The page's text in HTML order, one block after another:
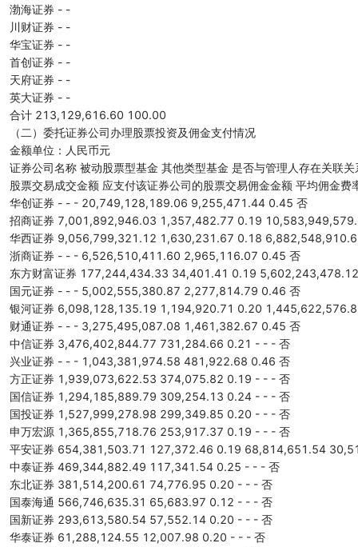
渤海证券 - -
川财证券 - -
华宝证券 - -
首创证券 - -
天府证券 - -
英大证券 - -
合计 213,129,616.60 100.00
（二）委托证券公司办理股票投资及佣金支付情况
金额单位：人民币元
证券公司名称 被动股票型基金 其他类型基金 是否与管理人存在关联关
股票交易成交金额 应支付该证券公司的股票交易佣金金额 平均佣金
华创证券 - - - 20,749,128,189.06 9,255,471.44 0.45 否
招商证券 7,001,892,946.03 1,357,482.77 0.19
华西证券 9,056,799,321.12 1,630,231.67 0.18
浙商证券 - - - 6,526,510,411.60 2,965,116.07 0.45 否
东方财富证券 177,244,434.33 34,401.41 0.19
国元证券 - - - 5,002,555,380.87 2,277,814.79 0.46 否
银河证券 6,098,128,135.19 1,194,920.71 0.20
财通证券 - - - 3,275,495,087.08 1,461,382.67 0.45 否
中信证券 3,476,402,844.77 731,284.66 0.21 - - - 否
兴业证券 - - - 1,043,381,974.58 481,922.68 0.46 否
方正证券 1,939,073,622.53 374,075.82 0.19 - - - 否
国信证券 1,294,185,889.79 309,254.13 0.24 - - - 否
国投证券 1,527,999,278.98 299,349.85 0.20 - - - 否
申万宏源 1,365,855,718.76 253,917.37 0.19 - - - 否
平安证券 654,381,503.71 127,372.46 0.19 68,814,651.54
中泰证券 469,344,882.49 117,341.54 0.25 - - - 否
东北证券 381,514,200.61 74,776.95 0.20 - - - 否
国泰海通 566,746,635.31 65,683.97 0.12 - - - 否
国新证券 293,613,580.54 57,552.14 0.20 - - - 否
华泰证券 61,288,124.55 12,007.98 0.20 - - - 否